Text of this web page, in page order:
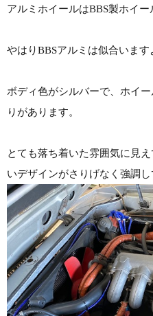
アルミホイールはBBS製ホイー
やはりBBSアルミは似合います
ボディ色がシルバーで、ホイ
りがあります。
とても落ち着いた雰囲気に見
いデザインがさりげなく強調